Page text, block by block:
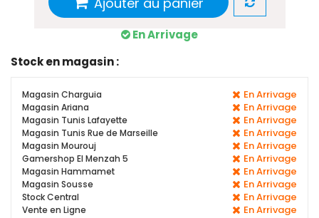
En Arrivage
Stock en magasin :
Magasin Charguia En Arrivage
Magasin Ariana En Arrivage
Magasin Tunis Lafayette En Arrivage
Magasin Tunis Rue de Marseille En Arrivage
Magasin Mourouj En Arrivage
Gamershop El Menzah 5 En Arrivage
Magasin Hammamet En Arrivage
Magasin Sousse En Arrivage
Stock Central En Arrivage
Vente en Ligne En Arrivage